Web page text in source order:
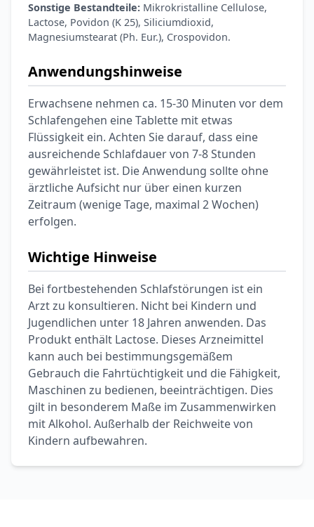
Sonstige Bestandteile: Mikrokristalline Cellulose,
Lactose, Povidon (K 25), Siliciumdioxid,
Magnesiumstearat (Ph. Eur.), Crospovidon.
Anwendungshinweise
Erwachsene nehmen ca. 15-30 Minuten vor dem
Schlafengehen eine Tablette mit etwas
Flüssigkeit ein. Achten Sie darauf, dass eine
ausreichende Schlafdauer von 7-8 Stunden
gewährleistet ist. Die Anwendung sollte ohne
ärztliche Aufsicht nur über einen kurzen
Zeitraum (wenige Tage, maximal 2 Wochen)
erfolgen.
Wichtige Hinweise
Bei fortbestehenden Schlafstörungen ist ein
Arzt zu konsultieren. Nicht bei Kindern und
Jugendlichen unter 18 Jahren anwenden. Das
Produkt enthält Lactose. Dieses Arzneimittel
kann auch bei bestimmungsgemäßem
Gebrauch die Fahrtüchtigkeit und die Fähigkeit,
Maschinen zu bedienen, beeinträchtigen. Dies
gilt in besonderem Maße im Zusammenwirken
mit Alkohol. Außerhalb der Reichweite von
Kindern aufbewahren.